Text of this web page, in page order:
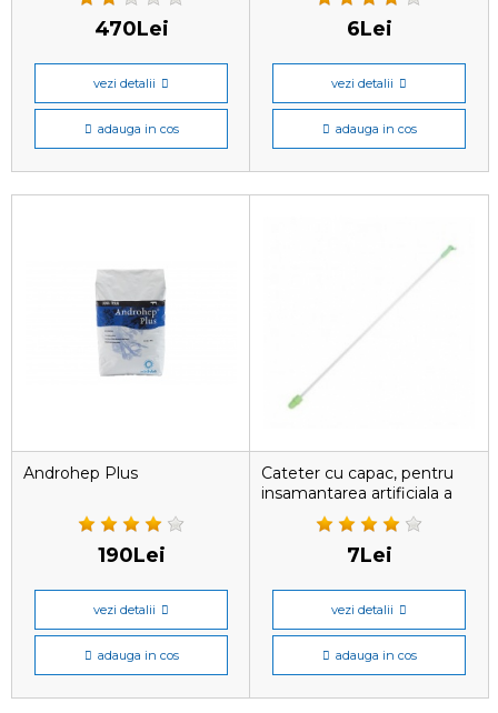
470Lei
vezi detalii
adauga in cos
6Lei
vezi detalii
adauga in cos
Androhep Plus
190Lei
vezi detalii
adauga in cos
Cateter cu capac, pentru
insamantarea artificiala a
scroafelor
7Lei
vezi detalii
adauga in cos